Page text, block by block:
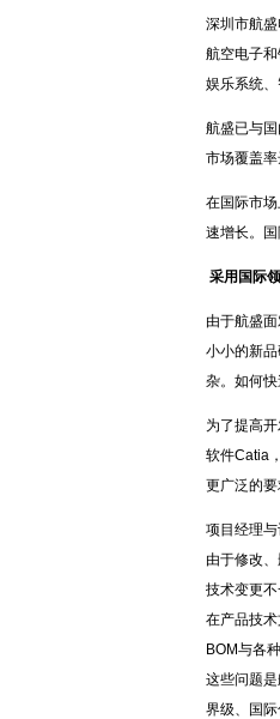
深圳市航
航空电子
娱乐系统
航盛已与
市场覆盖率
在国际市
速增长。
采用国际
由于航盛
小小的新
杂。如何
为了提高
软件Catia
更广泛的
项目经理
由于修改
技术变更
在产品技
BOM与各
这些问题
界级、国